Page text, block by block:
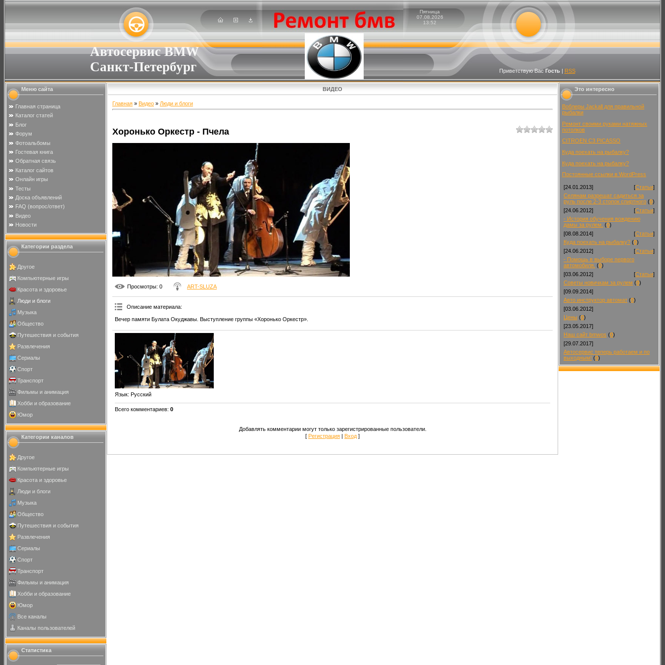
Автосервис BMW
Санкт-Петербург
Пятница
07.08.2026
13:52
Приветствую Вас Гость| RSS
Меню сайта
Главная страница
Каталог статей
Блог
Форум
Фотоальбомы
Гостевая книга
Обратная связь
Каталог сайтов
Онлайн игры
Тесты
Доска объявлений
FAQ (вопрос/ответ)
Видео
Новости
Категории раздела
Другое
Компьютерные игры
Красота и здоровье
Люди и блоги
Музыка
Общество
Путешествия и события
Развлечения
Сериалы
Спорт
Транспорт
Фильмы и анимация
Хобби и образование
Юмор
Категории каналов
Другое
Компьютерные игры
Красота и здоровье
Люди и блоги
Музыка
Общество
Путешествия и события
Развлечения
Сериалы
Спорт
Транспорт
Фильмы и анимация
Хобби и образование
Юмор
Все каналы
Каналы пользователей
Статистика
ВИДЕО
Главная » Видео » Люди и блоги
Хоронько Оркестр - Пчела
Просмотры: 0 ART-SLUZA
Описание материала:
Вечер памяти Булата Окуджавы. Выступление группы «Хоронько Оркестр».
Язык: Русский
Всего комментариев: 0
Добавлять комментарии могут только зарегистрированные пользователи.
[ Регистрация | Вход ]
Это интересно
Воблеры Jackall для правильной
рыбалки
Ремонт своими руками натяжных
потолков
CITROEN C3 PICASSO
Куда поехать на рыбалку?
Куда поехать на рыбалку?
Постоянные ссылки в WordPress
[24.01.2013] [Статьи]
Селянам разрешат садиться за
руль после 2-3 стопок спиртного (0)
[24.06.2012]
[Статьи]
- История обучения вождению
дамы за рулем. (0)
[08.08.2014]
[Статьи]
Куда поехать на рыбалку? (0)
[24.06.2012]
[Статьи]
- Помощь в выборе первого
автомобиля. (0)
[03.06.2012]
[Статьи]
Советы новичкам за рулем (0)
[09.09.2014]
Авто инструктор автомат (0)
[03.06.2012]
Цены (0)
[23.05.2017]
Наш сайт bmwos (0)
[29.07.2017]
Автосервис теперь работаем и по
выходным! (0)